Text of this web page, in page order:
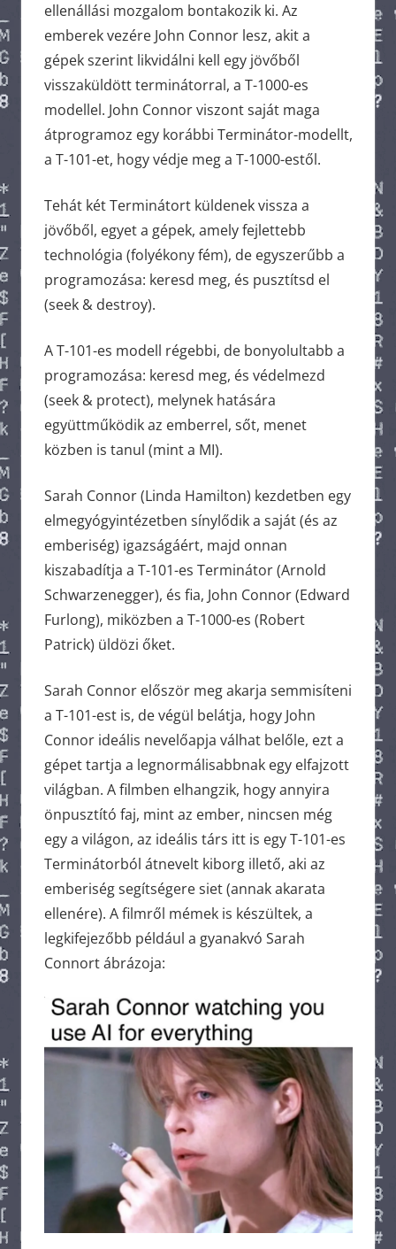
ellenállási mozgalom bontakozik ki. Az
emberek vezére John Connor lesz, akit a
gépek szerint likvidálni kell egy jövőből
visszaküldött terminátorral, a T-1000-es
modellel. John Connor viszont saját maga
átprogramoz egy korábbi Terminátor-modellt,
a T-101-et, hogy védje meg a T-1000-estől.
Tehát két Terminátort küldenek vissza a
jövőből, egyet a gépek, amely fejlettebb
technológia (folyékony fém), de egyszerűbb a
programozása: keresd meg, és pusztítsd el
(seek & destroy).
A T-101-es modell régebbi, de bonyolultabb a
programozása: keresd meg, és védelmezd
(seek & protect), melynek hatására
együttműködik az emberrel, sőt, menet
közben is tanul (mint a MI).
Sarah Connor (Linda Hamilton) kezdetben egy
elmegyógyintézetben sínylődik a saját (és az
emberiség) igazságáért, majd onnan
kiszabadítja a T-101-es Terminátor (Arnold
Schwarzenegger), és fia, John Connor (Edward
Furlong), miközben a T-1000-es (Robert
Patrick) üldözi őket.
Sarah Connor először meg akarja semmisíteni
a T-101-est is, de végül belátja, hogy John
Connor ideális nevelőapja válhat belőle, ezt a
gépet tartja a legnormálisabbnak egy elfajzott
világban. A filmben elhangzik, hogy annyira
önpusztító faj, mint az ember, nincsen még
egy a világon, az ideális társ itt is egy T-101-es
Terminátorból átnevelt kiborg illető, aki az
emberiség segítségere siet (annak akarata
ellenére). A filmről mémek is készültek, a
legkifejezőbb például a gyanakvó Sarah
Connort ábrázoja: